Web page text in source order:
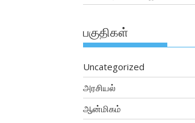
பகுதிகள்
Uncategorized
அரசியல்
ஆன்மிகம்